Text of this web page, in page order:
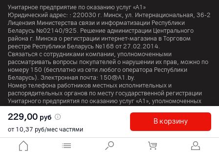
229,00 руб
от 10,37 руб/мес частями
В корзину
Унитарное предприятие по оказанию услуг «А1»
Юридический адрес: : 220030 г. Минск, ул. Интернациональная, 36-2
Лицензия Министерства связи и информатизации Республики
Беларусь №02140/925. Решение администрации Центрального
района г. Минска о регистрации интернет-магазина в Торговом
реестре Республики Беларусь №168 от 27.02.2014.
Связаться с сотрудниками компании, уполномоченными
рассматривать вопросы покупателей о нарушении их прав, можно по
номеру 150 (бесплатно из сети любого оператора Республики
Беларусь). Электронная почта: 150@A1.by.
Номер телефона работников местных исполнительных и
распорядительных органов по месту государственной регистрации
Унитарного предприятия по оказанию услуг «А1», уполномоченных
© 2026 Унитарное предприятие «А1». Все права защищены.
A1 Austria
A1 Croatia A1 Bulgaria A1 Macedonia A1 Slovenia